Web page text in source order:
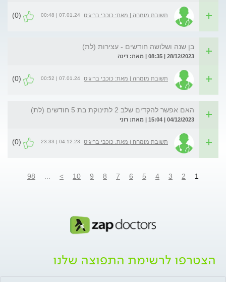
תשובת מומחה | מאת: כוכבי בריגיט 07.01.24 | 00:48
(0)
בן שנה ושלושה חודשים - עצירות (לת)
28/12/2023 | 08:35 | מאת: דינה
תשובת מומחה | מאת: כוכבי בריגיט 07.01.24 | 00:52
(0)
האם אפשר להקדים שלב 2 לתינוקת בת 5 חודשים (לת)
04/12/2023 | 15:04 | מאת: רוני
תשובת מומחה | מאת: כוכבי בריגיט 04.12.23 | 23:33
(0)
1
2
3
4
5
6
7
8
9
10
>
98
הצטרפו לרשימת התפוצה שלנו